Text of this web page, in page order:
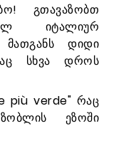
გთავაზობთ
იტალიურ
მათგანს დიდი
სხვა დროს
più verde" რაც
ეზოში